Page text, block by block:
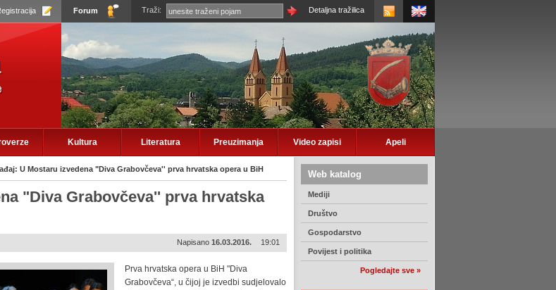
Forum Traži: Detaljna tražilica
Kultura Literatura Preuzimanja Video zapisi Apeli
Web katalog
Mediji
Društvo
Gospodarstvo
Povijest i politika
Pogledajte sve »
U Mostaru izvedena "Diva Grabovčeva'' prva hrvatska opera u BiH
"Diva Grabovčeva'' prva hrvatska
Napisano 16.03.2016. 19:01
Prva hrvatska opera u BiH "Diva
Grabovčeva“, u čijoj je izvedbi sudjelovalo